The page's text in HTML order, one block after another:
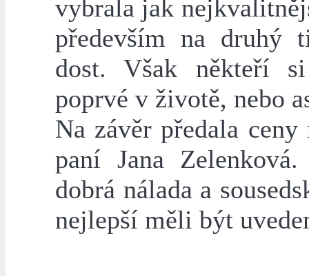
vybrala jak
především na druhý
dost. Však někteří
poprvé v životě, nebo
Na závěr předala
paní Jana
dobrá nálada a
nejlepší měli být